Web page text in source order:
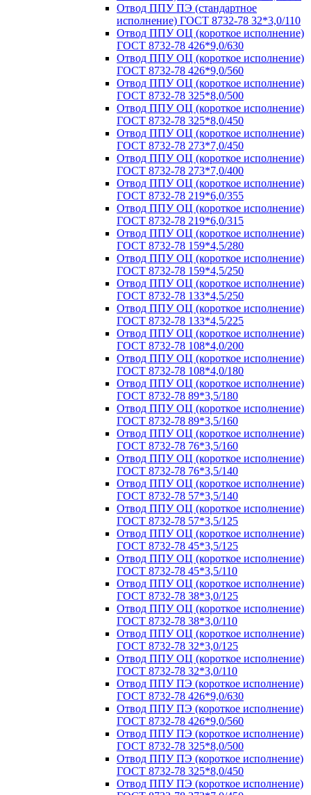
Отвод ППУ ПЭ (стандартное
исполнение) ГОСТ 8732-78 32*3,0/110
Отвод ППУ ОЦ (короткое исполнение)
ГОСТ 8732-78 426*9,0/630
Отвод ППУ ОЦ (короткое исполнение)
ГОСТ 8732-78 426*9,0/560
Отвод ППУ ОЦ (короткое исполнение)
ГОСТ 8732-78 325*8,0/500
Отвод ППУ ОЦ (короткое исполнение)
ГОСТ 8732-78 325*8,0/450
Отвод ППУ ОЦ (короткое исполнение)
ГОСТ 8732-78 273*7,0/450
Отвод ППУ ОЦ (короткое исполнение)
ГОСТ 8732-78 273*7,0/400
Отвод ППУ ОЦ (короткое исполнение)
ГОСТ 8732-78 219*6,0/355
Отвод ППУ ОЦ (короткое исполнение)
ГОСТ 8732-78 219*6,0/315
Отвод ППУ ОЦ (короткое исполнение)
ГОСТ 8732-78 159*4,5/280
Отвод ППУ ОЦ (короткое исполнение)
ГОСТ 8732-78 159*4,5/250
Отвод ППУ ОЦ (короткое исполнение)
ГОСТ 8732-78 133*4,5/250
Отвод ППУ ОЦ (короткое исполнение)
ГОСТ 8732-78 133*4,5/225
Отвод ППУ ОЦ (короткое исполнение)
ГОСТ 8732-78 108*4,0/200
Отвод ППУ ОЦ (короткое исполнение)
ГОСТ 8732-78 108*4,0/180
Отвод ППУ ОЦ (короткое исполнение)
ГОСТ 8732-78 89*3,5/180
Отвод ППУ ОЦ (короткое исполнение)
ГОСТ 8732-78 89*3,5/160
Отвод ППУ ОЦ (короткое исполнение)
ГОСТ 8732-78 76*3,5/160
Отвод ППУ ОЦ (короткое исполнение)
ГОСТ 8732-78 76*3,5/140
Отвод ППУ ОЦ (короткое исполнение)
ГОСТ 8732-78 57*3,5/140
Отвод ППУ ОЦ (короткое исполнение)
ГОСТ 8732-78 57*3,5/125
Отвод ППУ ОЦ (короткое исполнение)
ГОСТ 8732-78 45*3,5/125
Отвод ППУ ОЦ (короткое исполнение)
ГОСТ 8732-78 45*3,5/110
Отвод ППУ ОЦ (короткое исполнение)
ГОСТ 8732-78 38*3,0/125
Отвод ППУ ОЦ (короткое исполнение)
ГОСТ 8732-78 38*3,0/110
Отвод ППУ ОЦ (короткое исполнение)
ГОСТ 8732-78 32*3,0/125
Отвод ППУ ОЦ (короткое исполнение)
ГОСТ 8732-78 32*3,0/110
Отвод ППУ ПЭ (короткое исполнение)
ГОСТ 8732-78 426*9,0/630
Отвод ППУ ПЭ (короткое исполнение)
ГОСТ 8732-78 426*9,0/560
Отвод ППУ ПЭ (короткое исполнение)
ГОСТ 8732-78 325*8,0/500
Отвод ППУ ПЭ (короткое исполнение)
ГОСТ 8732-78 325*8,0/450
Отвод ППУ ПЭ (короткое исполнение)